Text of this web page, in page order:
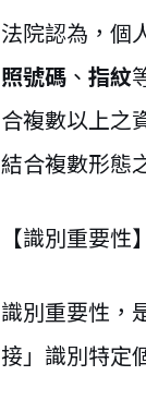
法院認為，個
照號碼 、 指紋
合複數以上之
結合複數形態
【識別重要性】
識別重要性，
接」識別特定